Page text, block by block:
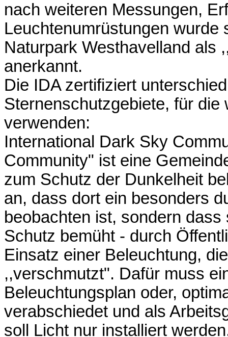
nach weiteren Messungen,
Leuchtenumrüstungen
Naturpark Westhavelland als
anerkannt.
Die IDA zertifiziert
Sternenschutzgebiete, für
verwenden:
International Dark Sky
Community" ist eine
zum Schutz der Dunkelheit
an, dass dort ein besonders
beobachten ist, sondern
Schutz bemüht - durch
Einsatz einer Beleuchtung,
,,verschmutzt". Dafür muss
Beleuchtungsplan oder,
verabschiedet und als
soll Licht nur installiert